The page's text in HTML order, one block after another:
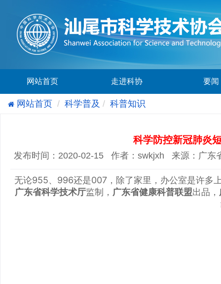
网站首页 走进科协 要闻
网站首页 科学普及 科普知识
科学防控新冠肺炎
发布时间：2020-02-15 作者：swkjxh 来源：广东
无论955、996还是007，除了家里，办公室是许多
广东省科学技术厅监制， 广东省健康科普联盟出品，